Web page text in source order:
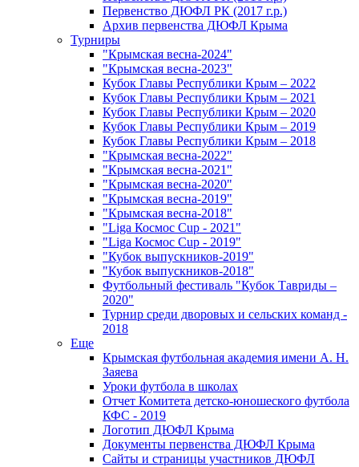
Первенство ДЮФЛ РК (2017 г.р.)
Архив первенства ДЮФЛ Крыма
Турниры
"Крымская весна-2024"
"Крымская весна-2023"
Кубок Главы Республики Крым – 2022
Кубок Главы Республики Крым – 2021
Кубок Главы Республики Крым – 2020
Кубок Главы Республики Крым – 2019
Кубок Главы Республики Крым – 2018
"Крымская весна-2022"
"Крымская весна-2021"
"Крымская весна-2020"
"Крымская весна-2019"
"Крымская весна-2018"
"Liga Космос Cup - 2021"
"Liga Космос Cup - 2019"
"Кубок выпускников-2019"
"Кубок выпускников-2018"
Футбольный фестиваль "Кубок Тавриды –
2020"
Турнир среди дворовых и сельских команд -
2018
Еще
Крымская футбольная академия имени А. Н.
Заяева
Уроки футбола в школах
Отчет Комитета детско-юношеского футбола
КФС - 2019
Логотип ДЮФЛ Крыма
Документы первенства ДЮФЛ Крыма
Сайты и страницы участников ДЮФЛ